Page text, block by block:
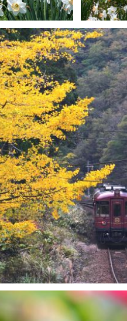
H-Mws